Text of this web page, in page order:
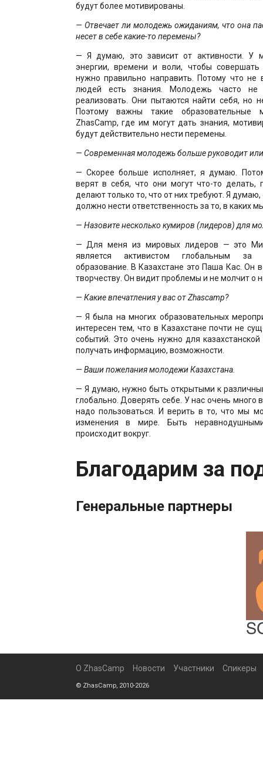
будут более мотивированы.
— Отвечает ли молодежь ожиданиям, что она
несет в себе какие-то перемены?
— Я думаю, это зависит от активности. У
энергии, времени и воли, чтобы
нужно правильно направить. Потому что не
людей есть знания. Молодежь часто не
реализовать. Они пытаются найти себя, но
Поэтому важны такие образовательные
ZhasCamp, где им могут дать знания,
будут действительно нести перемены.
— Современная молодежь больше руководит
— Скорее больше исполняет, я думаю.
верят в себя, что они могут что-то делать,
делают только то, что от них требуют. Я
должно нести ответственность за то, в каких
— Назовите несколько кумиров (лидеров) для
— Для меня из мировых лидеров — это
является активистом глобальным
образование. В Казахстане это Паша Кас. Он
творчеству. Он видит проблемы и не молчит о
— Какие впечатления у вас от Zhascamp?
— Я была на многих образовательных
интересен тем, что в Казахстане почти не
событий. Это очень нужно для
получать информацию, возможности.
— Ваши пожелания молодежи Казахстана.
— Я думаю, нужно быть открытыми к
глобально. Доверять себе. У нас очень много
надо пользоваться. И верить в то, что мы
изменения в мире. Быть
происходит вокруг.
Благодарим за
Генеральные партнеры
О ZhasCamp Новости Участники Спикеры
© ZhasCamp, 2010-2026